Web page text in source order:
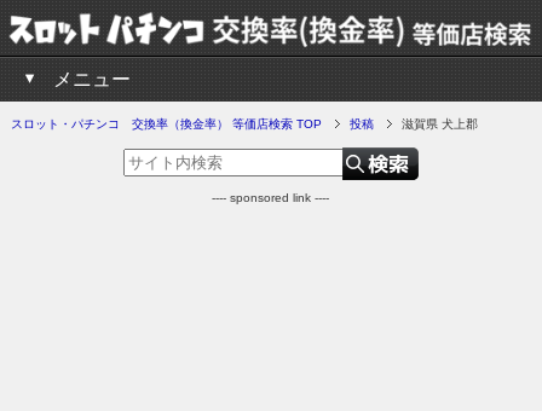
メニュー
スロット・パチンコ 交換率（換金率） 等価店検索 TOP 投稿 滋賀県 犬上郡
---- sponsored link ----